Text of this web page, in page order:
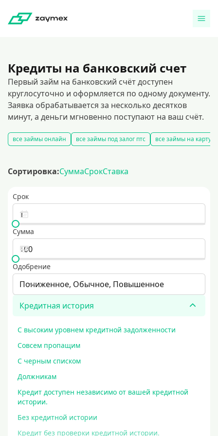
Кредиты на банковский счет
Первый займ на банковский счёт доступен
круглосуточно и оформляется по одному документу.
Заявка обрабатывается за несколько десятков
минут, а деньги мгновенно поступают на ваш счёт.
все займы онлайн все займы под залог птс все займы на карту
Сортировка:СуммаСрокСтавка
Срок
Сумма
Одобрение
Пониженное, Обычное, Повышенное
Кредитная история
С высоким уровнем кредитной задолженности
Совсем пропащим
С черным списком
Должникам
Кредит доступен независимо от вашей кредитной
истории.
Без кредитной истории
Кредит без проверки кредитной истории.